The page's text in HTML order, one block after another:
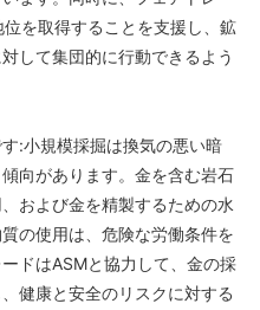
を取得することを支援し、鉱
して集団的に行動できるよう
:小規模採掘は換気の悪い暗
向があります。金を含む岩石
および金を精製するための水
の使用は、危険な労働条件を
ドはASMと協力して、金の採
健康と安全のリスクに対する